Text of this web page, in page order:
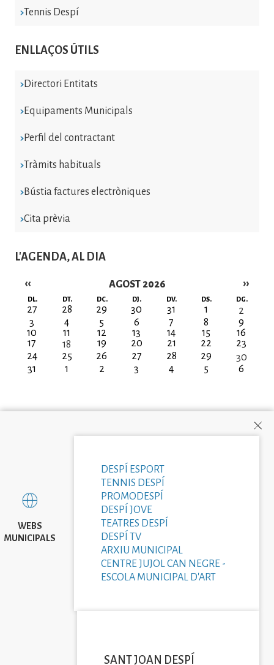
Tennis Despí
ENLLAÇOS ÚTILS
Directori Entitats
Equipaments Municipals
Perfil del contractant
Tràmits habituals
Bústia factures electròniques
Cita prèvia
L'AGENDA, AL DIA
AGOST 2026
Paginació
‹‹ ››
DL. DT. DC. DJ. DV. DS. DG.
27 28 29 30 31 1
2
3
4 5 6 7 8
9
10
11 12 13 14 15
16
17
18 19 20 21 22
23
24
25 26 27 28 29
30
31
1 2 3 4 5 6
WEBS
MUNICIPALS
DESPÍ ESPORT
TENNIS DESPÍ
PROMODESPÍ
DESPÍ JOVE
TEATRES DESPÍ
DESPÍ TV
ARXIU MUNICIPAL
CENTRE JUJOL CAN NEGRE -
ESCOLA MUNICIPAL D'ART
SANT JOAN DESPÍ